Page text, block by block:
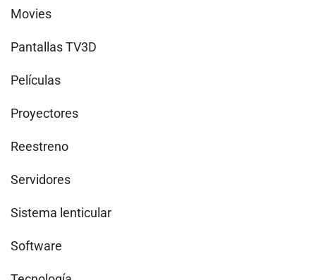
Movies
Pantallas TV3D
Películas
Proyectores
Reestreno
Servidores
Sistema lenticular
Software